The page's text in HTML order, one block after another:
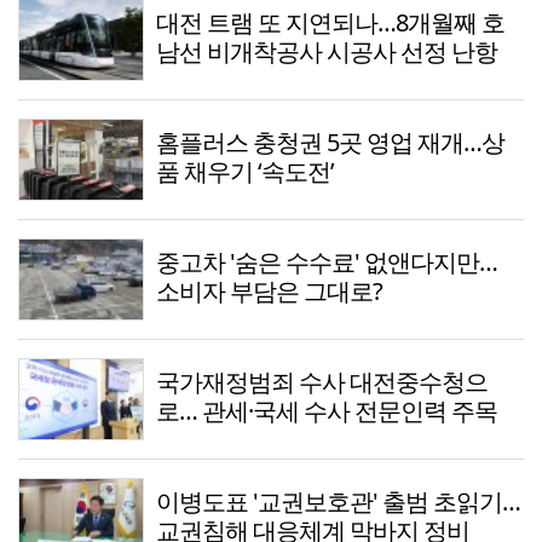
대전 트램 또 지연되나…8개월째 호
남선 비개착공사 시공사 선정 난항
홈플러스 충청권 5곳 영업 재개…상
품 채우기 ‘속도전’
중고차 '숨은 수수료' 없앤다지만…
소비자 부담은 그대로?
국가재정범죄 수사 대전중수청으
로… 관세·국세 수사 전문인력 주목
이병도표 '교권보호관' 출범 초읽기…
교권침해 대응체계 막바지 정비